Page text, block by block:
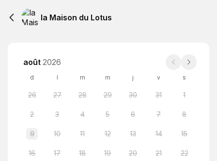
la Maison du Lotus
août 2026
d l m m j v s
26 27 28 29 30 31 1
2 3 4 5 6 7 8
9 10 11 12 13 14 15
16 17 18 19 20 21 22